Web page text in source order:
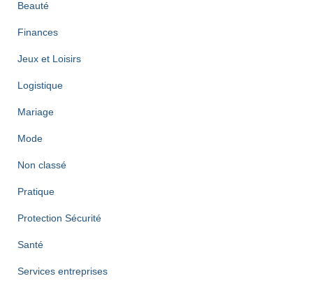
Beauté
Finances
Jeux et Loisirs
Logistique
Mariage
Mode
Non classé
Pratique
Protection Sécurité
Santé
Services entreprises